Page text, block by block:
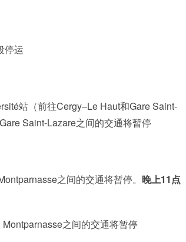
停运
站（前往Cergy–Le Haut和Gare Saint-
Saint-Lazare之间的交通将暂停
之间的交通将暂停。 晚上11点
Montparnasse之间的交通将暂停